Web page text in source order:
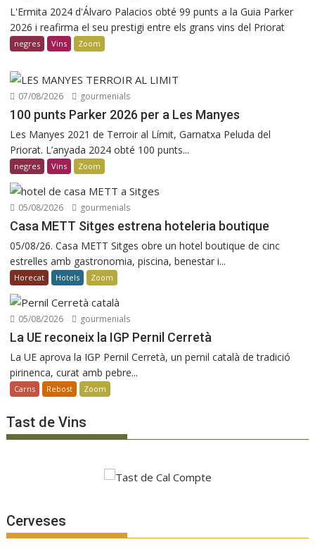
L'Ermita 2024 d'Álvaro Palacios obté 99 punts a la Guia Parker
2026 i reafirma el seu prestigi entre els grans vins del Priorat
negres Vins Zoom
07/08/2026 gourmenials
100 punts Parker 2026 per a Les Manyes
Les Manyes 2021 de Terroir al Límit, Garnatxa Peluda del
Priorat. L’anyada 2024 obté 100 punts...
negres Vins Zoom
05/08/2026 gourmenials
Casa METT Sitges estrena hoteleria boutique
05/08/26. Casa METT Sitges obre un hotel boutique de cinc
estrelles amb gastronomia, piscina, benestar i...
Horecat Hotels Zoom
05/08/2026 gourmenials
La UE reconeix la IGP Pernil Cerretà
La UE aprova la IGP Pernil Cerretà, un pernil català de tradició
pirinenca, curat amb pebre...
Carns Rebost Zoom
Tast de Vins
Cerveses